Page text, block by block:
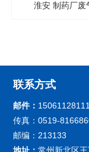
淮安 制药厂废
联系方式
邮件：
传真：0519-
邮编：213133